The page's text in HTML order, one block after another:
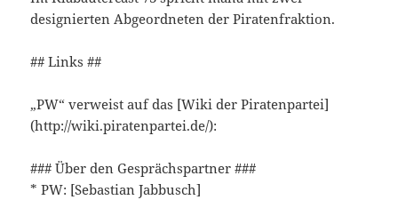
designierten Abgeordneten der Piratenfraktion.
## Links ##
„PW“ verweist auf das [Wiki der Piratenpartei]
(http://wiki.piratenpartei.de/):
### Über den Gesprächspartner ###
* PW: [Sebastian Jabbusch]